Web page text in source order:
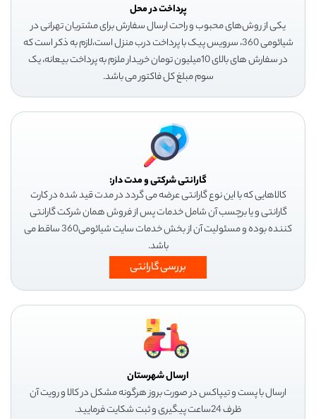
پرداخت در محل
یکی از روش‌های محبوب و راحت ارسال سفارش برای مشتریان تهرانی در
شیائومی 360، سرویس پیک با پرداخت درب منزل است،لازم به ذکر است که
در سفارش های بالای 10میلیون تومان خریدار ملزم به پرداخت بیعانه، یک
سوم مبلغ کل فاکتور می باشد.
گارانتی شرکتی و مدت دار:
کالاهایی که با این نوع گارانتی عرضه می گردد در مدت قید شده در کارت
گارانتی و یا برچسب آن شامل خدمات پس از فروش همان شرکت گارانتی
کننده بوده و مسئولیت آن از بخش خدمات سایت شیائومی360 ساقط می
باشد.
بررسی گارانتی
ارسال شهرستان
ارسال با پست و تیپاکس در صورت بروز هرگونه مشکل در کالا و رویت آن
ظرف 24ساعت پیگیری و ثبت شکایت فرمایید.